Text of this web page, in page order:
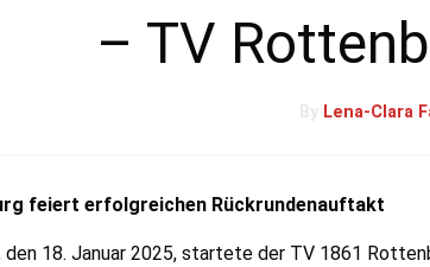
– TV
Lena-Clara
feiert erfolgreichen Rückrundenauftakt
den 18. Januar 2025, startete der TV 1861